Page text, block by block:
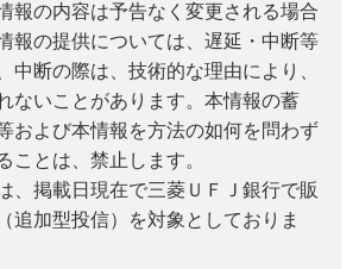
報の内容は予告なく変更される場合
報の提供については、遅延・中断等
中断の際は、技術的な理由により、
ないことがあります。本情報の蓄
および本情報を方法の如何を問わず
ことは、禁止します。
、掲載日現在で三菱ＵＦＪ銀行で販
追加型投信）を対象としておりま